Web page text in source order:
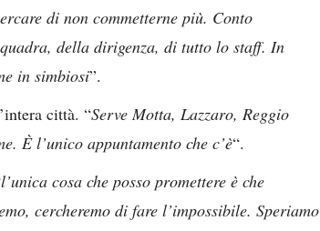
di non commetterne più. Conto
della dirigenza, di tutto lo staff. In
in simbiosi”.
città. “Serve Motta, Lazzaro, Reggio
È l’unico appuntamento che c’è“.
l’unica cosa che posso promettere è che
cercheremo di fare l’impossibile. Speriamo